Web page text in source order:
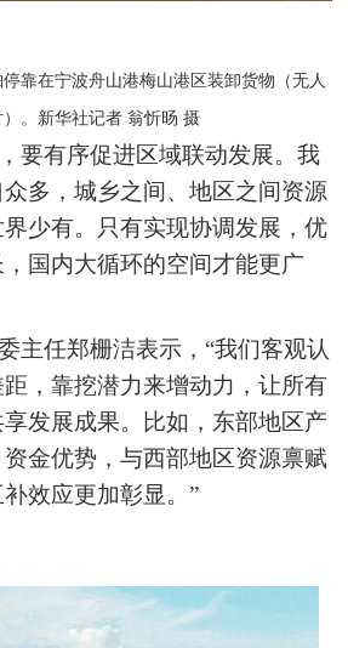
靠在宁波舟山港梅山港区装卸货物（无人
。新华社记者 翁忻旸 摄
要有序促进区域联动发展。我
多，城乡之间、地区之间资源
少有。只有实现协调发展，优
国内大循环的空间才能更广
主任郑栅洁表示，“我们客观认
，靠挖潜力来增动力，让所有
发展成果。比如，东部地区产
金优势，与西部地区资源禀赋
效应更加彰显。”